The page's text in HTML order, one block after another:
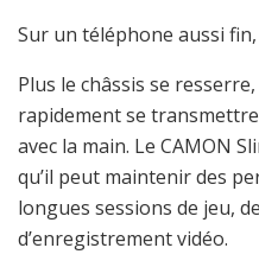
Sur un téléphone aussi
Plus le châssis se
rapidement se
avec la main. Le CAMON
qu’il peut maintenir des
longues sessions de jeu,
d’enregistrement vidéo.